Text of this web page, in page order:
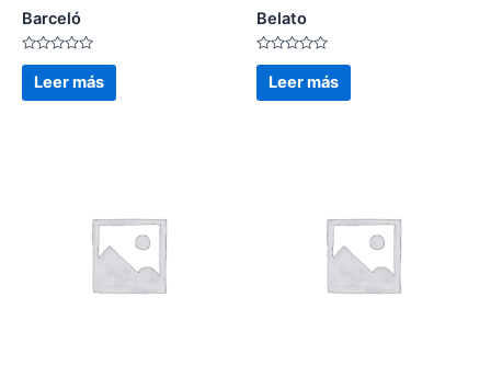
Barceló
Valorado
en
de
Leer más
Belato
Valorado
en
de
Leer más